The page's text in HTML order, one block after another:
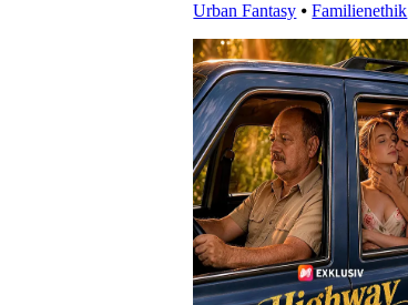
Urban Fantasy ⦁Familienethik